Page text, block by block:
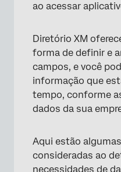
ao acessar
Diretório XM
forma de definir e
campos, e você
informação que
tempo, conforme
dados da sua
Aqui estão
consideradas ao
necessidades de